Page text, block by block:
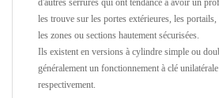
d'autres serrures qui ont tendance à avoir un
les trouve sur les portes extérieures, les portails,
les zones ou sections hautement sécurisées.
Ils existent en versions à cylindre simple ou
généralement un fonctionnement à clé
respectivement.